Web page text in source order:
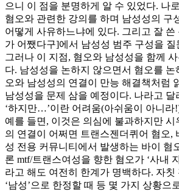
으니 이 점을 분명하게 알 수 있었다. 나
혐오와 관련한 강의를 하며 남성성의 구
어떻게 사유하느냐에 있다. 그리고 잘
가 어쨌다구]에서 남성성 범주 구성을
그러나 이 지점, 혐오와 남성성을 함께
다. 남성성을 논하지 않으면서 혐오를
오와 남성성의 연결이 만능 해결책처럼
남성성을 문제 삼을 예정이다. 나라고
‘하지만…’이란 어려움(아쉬움이 아니라
예를 들면, 이것은 의심에 불과하지만
의 연결이 어쩌면 트랜스젠더퀴어 혐오,
성 전용 커뮤니티에서 발생하는 바이 혐
론 mtf/트랜스여성을 향한 혐오가 ‘사내
라고 해도 여전히 한계가 명백하다. 자
‘남성’으로 한정할 때 등 몇 가지 상황